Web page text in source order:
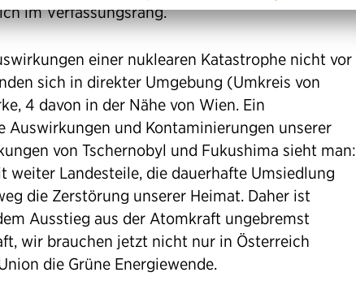
im Verfassungsrang.
einer nuklearen Katastrophe nicht vor
sich in direkter Umgebung (Umkreis von
4 davon in der Nähe von Wien. Ein
Auswirkungen und Kontaminierungen unserer
von Tschernobyl und Fukushima sieht man:
weiter Landesteile, die dauerhafte Umsiedlung
die Zerstörung unserer Heimat. Daher ist
Ausstieg aus der Atomkraft ungebremst
wir brauchen jetzt nicht nur in Österreich
die Grüne Energiewende.